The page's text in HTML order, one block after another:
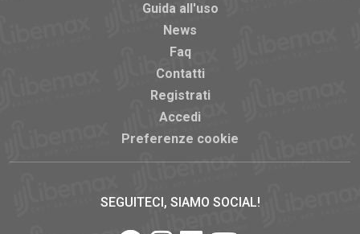
Guida all'uso
News
Faq
Contatti
Registrati
Accedi
Preferenze cookie
SEGUITECI, SIAMO SOCIAL!